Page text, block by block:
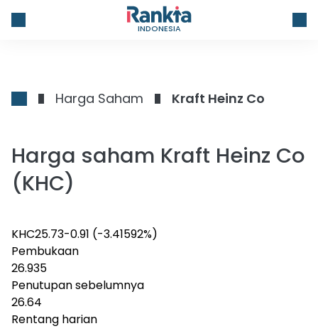
INDONESIA
Harga Saham Kraft Heinz Co
Harga saham Kraft Heinz Co
(KHC)
KHC25.73-0.91 (-3.41592%)
Pembukaan
26.935
Penutupan sebelumnya
26.64
Rentang harian